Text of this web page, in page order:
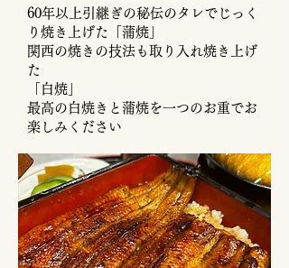
60年以上引継ぎの秘伝のタレでじっく
り焼き上げた「蒲焼」
関西の焼きの技法も取り入れ焼き上げ
た
​「白焼」
​最高の白焼きと蒲焼を一つのお重でお
楽しみください